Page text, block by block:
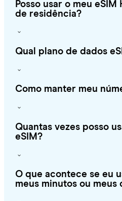
Posso usar o meu
de residência?
Qual plano de dados
Como manter meu
Quantas vezes posso
eSIM?
O que acontece se eu
meus minutos ou meus